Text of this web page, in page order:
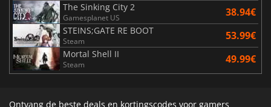
The Sinking City 2
Gamesplanet US 38.94€
STEINS;GATE RE BOOT
Steam 53.99€
Mortal Shell II
Steam 49.99€
Ontvang de beste deals en kortingscodes voor gamers